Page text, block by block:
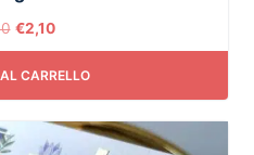
€2,10
CARRELLO